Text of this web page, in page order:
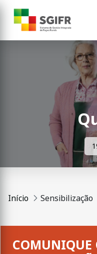
Início Sensibilização
COMUNIQUE